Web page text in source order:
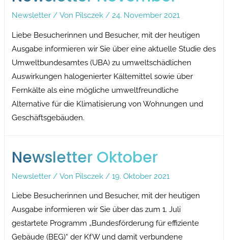
Newsletter / Von Pilsczek / 24. November 2021
Liebe Besucherinnen und Besucher, mit der heutigen
Ausgabe informieren wir Sie über eine aktuelle Studie des
Umweltbundesamtes (UBA) zu umweltschädlichen
Auswirkungen halogenierter Kältemittel sowie über
Fernkälte als eine mögliche umweltfreundliche
Alternative für die Klimatisierung von Wohnungen und
Geschäftsgebäuden.
Newsletter Oktober
Newsletter / Von Pilsczek /19. Oktober 2021
Liebe Besucherinnen und Besucher, mit der heutigen
Ausgabe informieren wir Sie über das zum 1. Juli
gestartete Programm „Bundesförderung für effiziente
Gebäude (BEG)“ der KfW und damit verbundene